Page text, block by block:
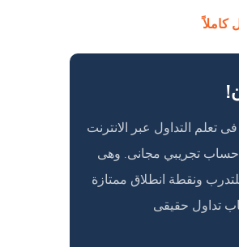
كاملاً
تعلم التداول عبر الانترنت
تجريبي مجانى. وهى
ونقطة انطلاق ممتازة
تداول حقيقى